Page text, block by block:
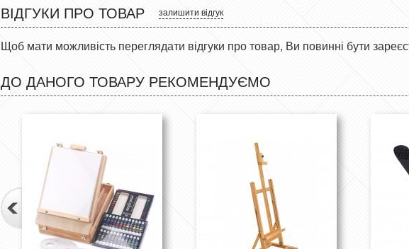
ВІДГУКИ ПРО ТОВАР залишити відгук
Щоб мати можливість переглядати відгуки про товар, Ви повинні бути
ДО ДАНОГО ТОВАРУ РЕКОМЕНДУЄМО